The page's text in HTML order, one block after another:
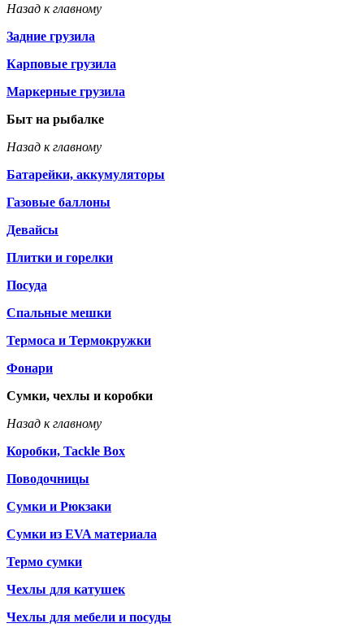
Назад к главному
Задние грузила
Карповые грузила
Маркерные грузила
Быт на рыбалке
Назад к главному
Батарейки, аккумуляторы
Газовые баллоны
Девайсы
Плитки и горелки
Посуда
Спальные мешки
Термоса и Термокружки
Фонари
Сумки, чехлы и коробки
Назад к главному
Коробки, Tackle Box
Поводочницы
Сумки и Рюкзаки
Сумки из EVA материала
Термо сумки
Чехлы для катушек
Чехлы для мебели и посуды